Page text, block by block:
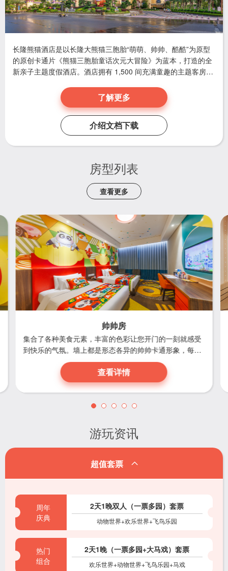
长隆熊猫酒店是以长隆大熊猫三胞胎“萌萌、帅帅、酷酷”为原型
的原创卡通片《熊猫三胞胎童话次元大冒险》为蓝本，打造的全
新亲子主题度假酒店。酒店拥有 1,500 间充满童趣的主题客房，
的宾客，开启童话般的旅程。了解更多
介绍文档下载
房型列表
查看更多
帅帅房
集合了各种美食元素，丰富的色彩让您开门的一刻就感受
到快乐的气氛。墙上都是形态各异的帅帅卡通形象，每一
个细节都能吸引孩子们的注意力。住进帅帅的美食王国
里，是不是连做梦都会幸福得流口水呢？
查看详情
游玩资讯
超值套票
周年
庆典
2天1晚双人（一票多园）套票
动物世界+欢乐世界+飞鸟乐园
热门
组合
2天1晚（一票多园+大马戏）套票
欢乐世界+动物世界+飞鸟乐园+马戏